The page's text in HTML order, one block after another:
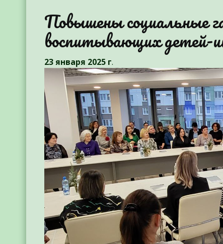
Повышены социальные
воспитывающих детей-
23 января 2025 г.